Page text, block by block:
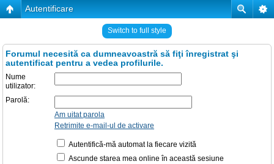
Autentificare
Switch to full style
Forumul necesită ca dumneavoastră să fiţi înregistrat şi
autentificat pentru a vedea profilurile.
Nume
utilizator:
Parolă:
Am uitat parola
Retrimite e-mail-ul de activare
Autentifică-mă automat la fiecare vizită
Ascunde starea mea online în această sesiune